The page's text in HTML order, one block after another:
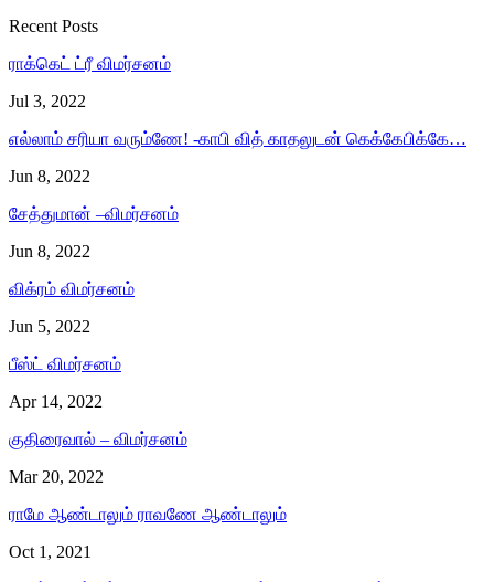
Recent Posts
ராக்கெட் ட்ரீ விமர்சனம்
Jul 3, 2022
எல்லாம் சரியா வரும்ணே! -காபி வித் காதலுடன் கெக்கேபிக்கே…
Jun 8, 2022
சேத்துமான் –விமர்சனம்
Jun 8, 2022
விக்ரம் விமர்சனம்
Jun 5, 2022
பீஸ்ட் விமர்சனம்
Apr 14, 2022
குதிரைவால் – விமர்சனம்
Mar 20, 2022
ராமே ஆண்டாலும் ராவணே ஆண்டாலும்
Oct 1, 2021